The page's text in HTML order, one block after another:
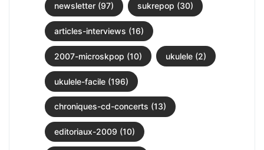
newsletter (97) sukrepop (30)
articles-interviews (16)
2007-microskpop (10) ukulele (2)
ukulele-facile (196)
chroniques-cd-concerts (13)
editoriaux-2009 (10)